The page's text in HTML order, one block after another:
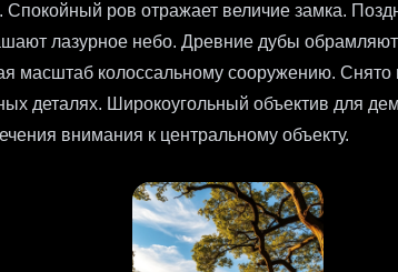
ров отражает величие замка.
лазурное небо. Древние дубы обрамляют
масштаб колоссальному сооружению.
деталях. Широкоугольный объектив для
внимания к центральному объекту.